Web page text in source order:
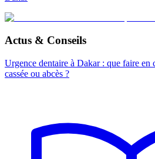
Actus & Conseils
Urgence dentaire à Dakar : que faire en
cassée ou abcès ?